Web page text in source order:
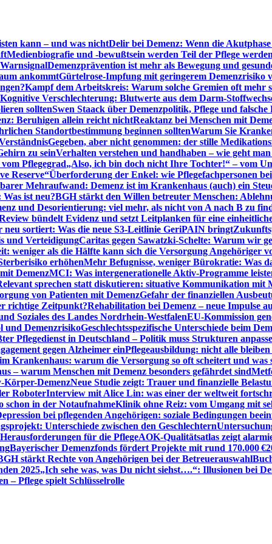
kann – und was nichtDelir bei Demenz: Wenn die
Medienbiografie und -bewußtsein werden Teil der Pflege werden
Demenzprävention ist mehr als Bewegung und
ankommtGürtelrose-Impfung mit geringerem Demenzrisiko
Kampf dem Arbeitskreis: Warum solche Gremien oft mehr
Kognitive Verschlechterung: Blutwerte aus dem Darm-
solltenSwen Staack über Demenzpolitik, Pflege und falsche
Beruhigen allein reicht nichtReaktanz bei Menschen mit
Standortbestimmung beginnen solltenWarum Sie
Gegeben, aber nicht genommen: der stille
zu seinVerhalten verstehen und handhaben – wie geht
Pflegegrad„Also, ich bin doch nicht Ihre Tochter!“ – vom
Reserve“Überforderung der Enkel: wie Pflegefachpersonen
Mehraufwand: Demenz ist im Krankenhaus (auch) ein
ist neu?BGH stärkt den Willen betreuter Menschen:
und Desorientierung: viel mehr, als nicht von A nach B zu
bündelt Evidenz und setzt Leitplanken für eine
neu sortiert: Was die neue S3-Leitlinie GeriPAIN bringt
und VerteidigungCaritas gegen Sawatzki-Schelte: Warum wir
weniger als die Hälfte kann sich die Versorgung Angehöriger
erhöhenMehr Befugnisse, weniger Bürokratie: Was
DemenzMCI: Was intergenerationelle Aktiv-Programme
sprechen statt diskutieren: situative Kommunikation mit
von Patienten mit DemenzGefahr der finanziellen
richtige Zeitpunkt?Rehabilitation bei Demenz – neue Impulse
Soziales des Landes Nordrhein-WestfalenEU-Kommission
und DemenzrisikoGeschlechtsspezifische Unterschiede beim
Pflegedienst in Deutschland – Politik muss Strukturen
gegen Alzheimer einPflegeausbildung: nicht alle bleiben
Krankenhaus: warum die Versorgung so oft scheitert und was
– warum Menschen mit Demenz besonders gefährdet sind
Körper-DemenzNeue Studie zeigt: Trauer und finanzielle
RoboterInterview mit Alice Lin: was einer der weltweit
schon in der NotaufnahmeKlinik ohne Reiz: vom Umgang mit
bei pflegenden Angehörigen: soziale Bedingungen
Unterschiede zwischen den Geschlechtern
für die PflegeAOK-Qualitätsatlas zeigt
Bayerischer Demenzfonds fördert Projekte mit rund 170.000 €
stärkt Rechte von Angehörigen bei der Betreuerauswahl
2025„Ich sehe was, was Du nicht siehst….“: Illusionen bei
– Pflege spielt Schlüsselrolle